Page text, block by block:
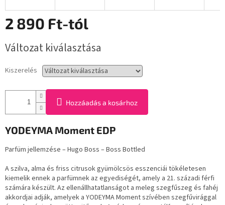
2 890 Ft-tól
Változat kiválasztása
Kiszerelés
Hozzáadás a kosárhoz
YODEYMA Moment EDP
Parfüm jellemzése – Hugo Boss – Boss Bottled
A szilva, alma és friss citrusok gyümölcsös esszenciái tökéletesen
kiemelik ennek a parfümnek az egyediségét, amely a 21. századi férfi
számára készült. Az ellenállhatatlanságot a meleg szegfűszeg és fahéj
akkordjai adják, amelyek a YODEYMA Moment szívében szegfűvirággal